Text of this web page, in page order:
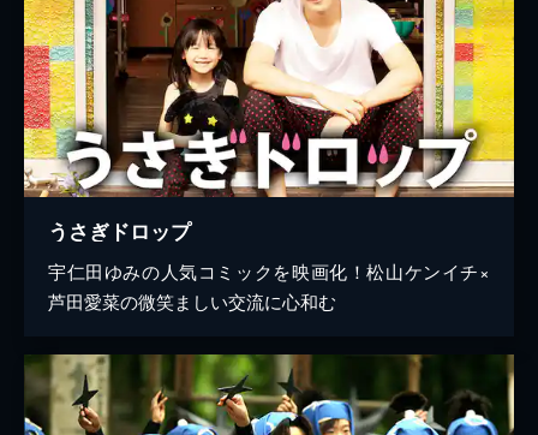
うさぎドロップ
宇仁田ゆみの人気コミックを映画化！松山ケンイチ×
芦田愛菜の微笑ましい交流に心和む